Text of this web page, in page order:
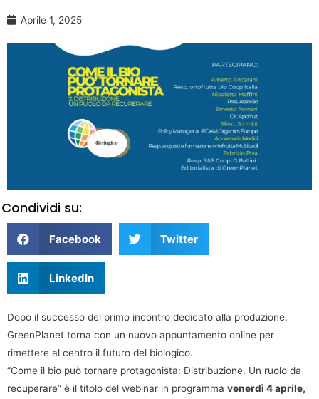
Aprile 1, 2025
Condividi su:
Facebook Twitter
LinkedIn
Dopo il successo del primo incontro dedicato alla produzione,
GreenPlanet torna con un nuovo appuntamento online per
rimettere al centro il futuro del biologico.
“Come il bio può tornare protagonista: Distribuzione. Un ruolo da
recuperare” è il titolo del webinar in programma venerdì 4 aprile,